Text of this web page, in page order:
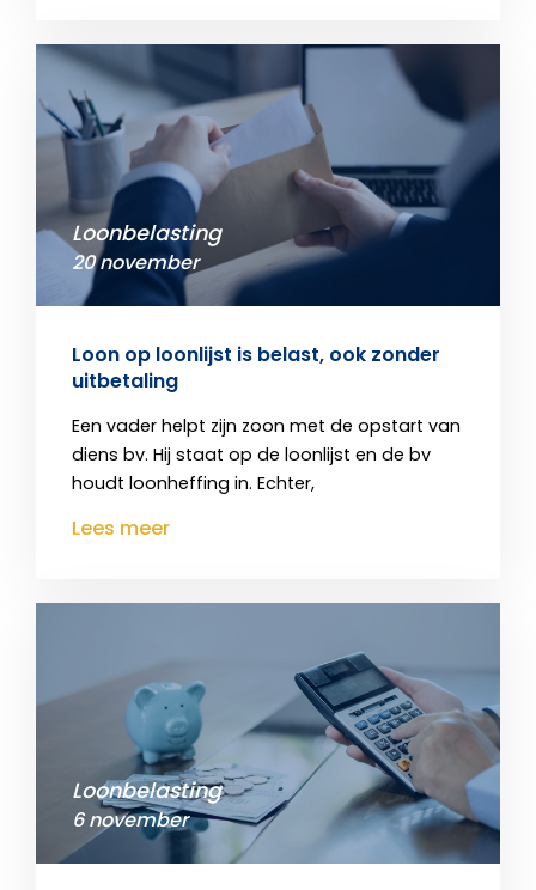
Loonbelasting
20 november
Loon op loonlijst is belast, ook zonder
uitbetaling
Een vader helpt zijn zoon met de opstart van
diens bv. Hij staat op de loonlijst en de bv
houdt loonheffing in. Echter,
Lees meer
Loonbelasting
6 november